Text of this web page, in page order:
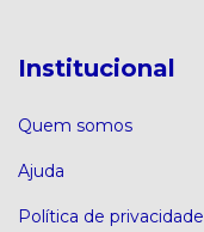
Institucional
Quem somos
Ajuda
Política de privacidade